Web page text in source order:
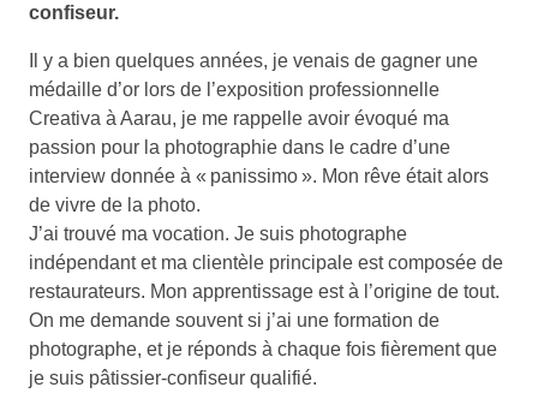
confiseur.
Il y a bien quelques années, je venais de gagner une
médaille d’or lors de l’exposition professionnelle
Creativa à Aarau, je me rappelle avoir évoqué ma
passion pour la photographie dans le cadre d’une
interview donnée à « panissimo ». Mon rêve était alors
de vivre de la photo.
J’ai trouvé ma vocation. Je suis photographe
indépendant et ma clientèle principale est composée de
restaurateurs. Mon apprentissage est à l’origine de tout.
On me demande souvent si j’ai une formation de
photographe, et je réponds à chaque fois fièrement que
je suis pâtissier-confiseur qualifié.